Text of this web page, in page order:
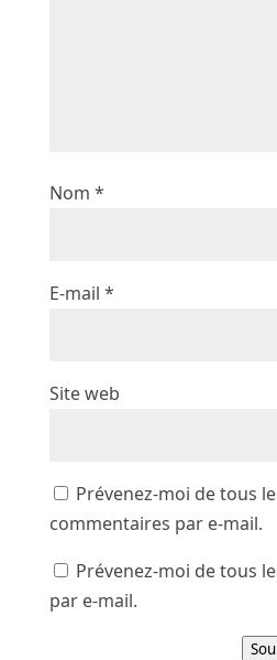
Nom *
E-mail *
Site web
Prévenez-moi de tous
commentaires par e-mail.
Prévenez-moi de tous
par e-mail.